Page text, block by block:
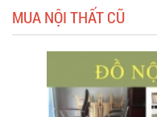
MUA NỘI THẤT CŨ